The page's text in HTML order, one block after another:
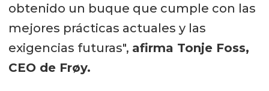
obtenido un buque que cumple con las
mejores prácticas actuales y las
exigencias futuras", afirma Tonje Foss,
CEO de Frøy.